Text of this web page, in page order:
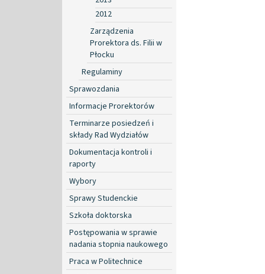
2012
Zarządzenia
Prorektora ds. Filii w
Płocku
Regulaminy
Sprawozdania
Informacje Prorektorów
Terminarze posiedzeń i
składy Rad Wydziałów
Dokumentacja kontroli i
raporty
Wybory
Sprawy Studenckie
Szkoła doktorska
Postępowania w sprawie
nadania stopnia naukowego
Praca w Politechnice